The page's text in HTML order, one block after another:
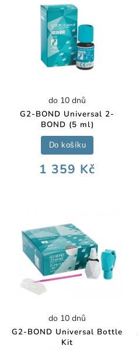
G2-BOND Universal 2-
BOND (5 ml)
do 10 dnů
1 359 Kč
Do košíku
G2-BOND Universal Bottle
Kit
do 10 dnů